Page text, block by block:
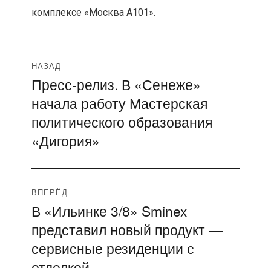
комплексе «Москва А101».
Навигация
по
записям
НАЗАД
Предыдущая
запись:
Пресс-релиз. В «Сенеже»
начала работу Мастерская
политического образования
«Дигория»
ВПЕРЁД
Следующая
запись:
В «Ильинке 3/8» Sminex
представил новый продукт —
сервисные резиденции с